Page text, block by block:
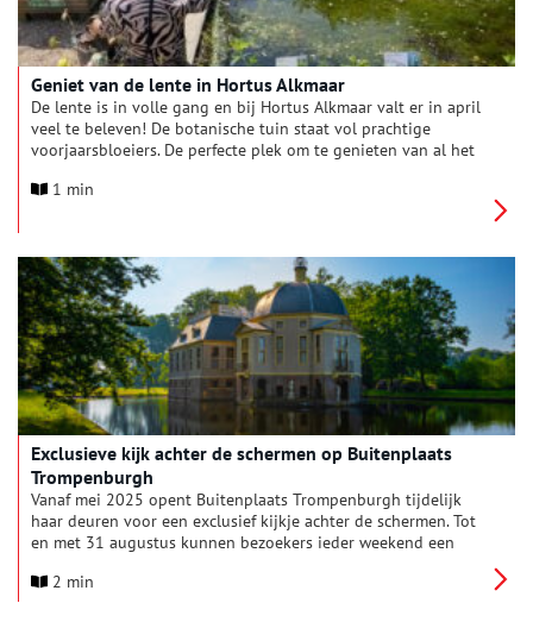
Geniet van de lente in Hortus Alkmaar
De lente is in volle gang en bij Hortus Alkmaar valt er in april
veel te beleven! De botanische tuin staat vol prachtige
voorjaarsbloeiers. De perfecte plek om te genieten van al het
een gevarieerd aanbod met activiteiten en ontspanning.
1 min
Exclusieve kijk achter de schermen op Buitenplaats
Trompenburgh
Vanaf mei 2025 opent Buitenplaats Trompenburgh tijdelijk
haar deuren voor een exclusief kijkje achter de schermen. Tot
en met 31 augustus kunnen bezoekers ieder weekend een
kennis te maken met de rijke geschiedenis en de restauratie.
2 min